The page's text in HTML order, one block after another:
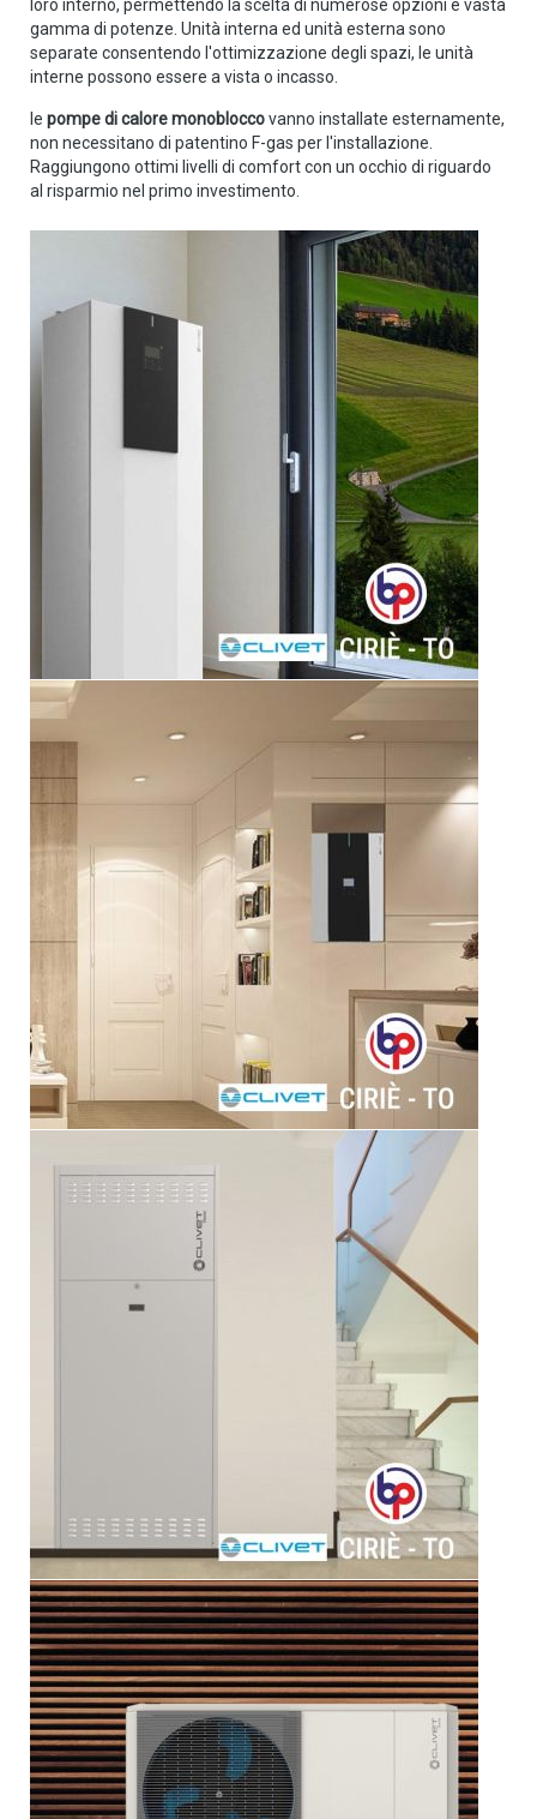
loro interno, permettendo la scelta di numerose opzioni e vasta
gamma di potenze. Unità interna ed unità esterna sono
separate consentendo l'ottimizzazione degli spazi, le unità
interne possono essere a vista o incasso.
le pompe di calore monobloccovanno installate esternamente,
non necessitano di patentino F-gas per l'installazione.
Raggiungono ottimi livelli di comfort con un occhio di riguardo
al risparmio nel primo investimento.